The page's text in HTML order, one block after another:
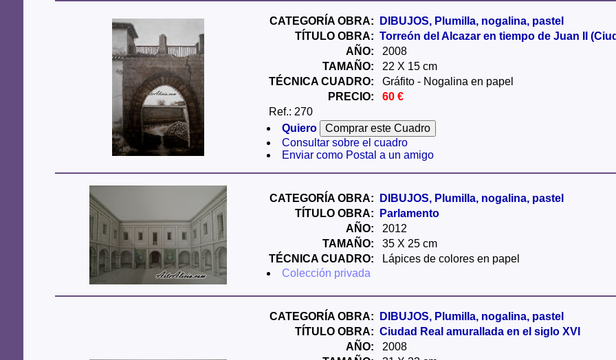
CATEGORÍA OBRA:
DIBUJOS, Plumilla, nogalina, pastel
TÍTULO OBRA: Torreón del Alcazar en tiempo de Juan II
AÑO:
2008
TAMAÑO:
22 X 15 cm
TÉCNICA CUADRO:
Gráfito - Nogalina en papel
PRECIO:
60 €
Ref.: 270
Quiero
Consultar sobre el cuadro
Enviar como Postal a un amigo
CATEGORÍA OBRA:
DIBUJOS, Plumilla, nogalina, pastel
TÍTULO OBRA:
Parlamento
AÑO:
2012
TAMAÑO:
35 X 25 cm
TÉCNICA CUADRO:
Lápices de colores en papel
Colección privada
CATEGORÍA OBRA:
DIBUJOS, Plumilla, nogalina, pastel
TÍTULO OBRA: Ciudad Real amurallada en el siglo XVI
AÑO:
2008